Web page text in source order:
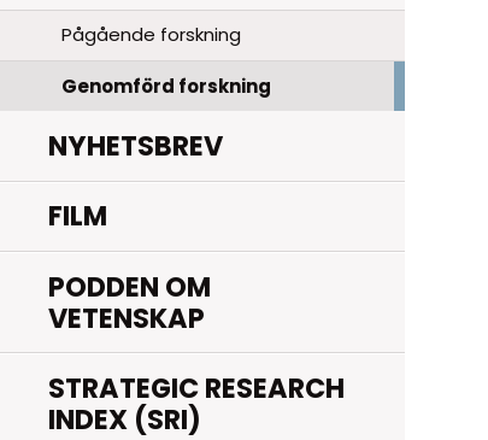
Pågående forskning
Genomförd forskning
NYHETSBREV
FILM
PODDEN OM
VETENSKAP
STRATEGIC RESEARCH
INDEX (SRI)